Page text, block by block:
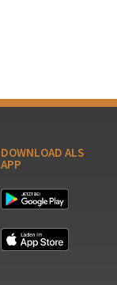
DOWNLOAD ALS
APP